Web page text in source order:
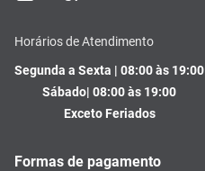
Horários de Atendimento
Segunda a Sexta | 08:00 às 19:00
Sábado| 08:00 às 19:00
Exceto Feriados
Formas de pagamento